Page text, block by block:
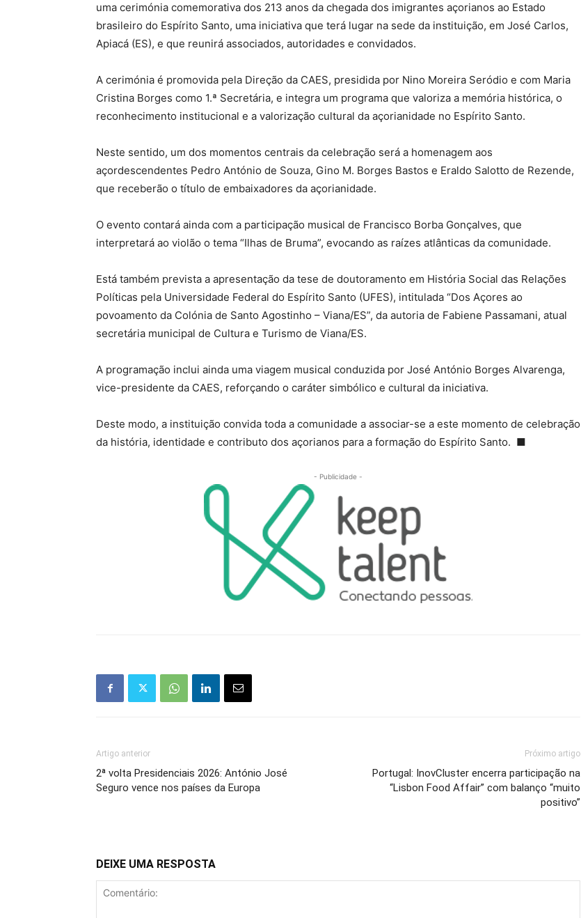
uma cerimónia comemorativa dos 213 anos da chegada dos imigrantes açorianos ao Estado
brasileiro do Espírito Santo, uma iniciativa que terá lugar na sede da instituição, em José Carlos,
Apiacá (ES), e que reunirá associados, autoridades e convidados.
A cerimónia é promovida pela Direção da CAES, presidida por Nino Moreira Seródio e com Maria
Cristina Borges como 1.ª Secretária, e integra um programa que valoriza a memória histórica, o
reconhecimento institucional e a valorização cultural da açorianidade no Espírito Santo.
Neste sentido, um dos momentos centrais da celebração será a homenagem aos
açordescendentes Pedro António de Souza, Gino M. Borges Bastos e Eraldo Salotto de Rezende,
que receberão o título de embaixadores da açorianidade.
O evento contará ainda com a participação musical de Francisco Borba Gonçalves, que
interpretará ao violão o tema “Ilhas de Bruma”, evocando as raízes atlânticas da comunidade.
Está também prevista a apresentação da tese de doutoramento em História Social das Relações
Políticas pela Universidade Federal do Espírito Santo (UFES), intitulada “Dos Açores ao
povoamento da Colónia de Santo Agostinho – Viana/ES”, da autoria de Fabiene Passamani, atual
secretária municipal de Cultura e Turismo de Viana/ES.
A programação inclui ainda uma viagem musical conduzida por José António Borges Alvarenga,
vice-presidente da CAES, reforçando o caráter simbólico e cultural da iniciativa.
Deste modo, a instituição convida toda a comunidade a associar-se a este momento de celebração
da história, identidade e contributo dos açorianos para a formação do Espírito Santo. ■
- Publicidade -
Artigo anterior
2ª volta Presidenciais 2026: António José
Seguro vence nos países da Europa
Próximo artigo
Portugal: InovCluster encerra participação na
“Lisbon Food Affair” com balanço “muito
positivo”
DEIXE UMA RESPOSTA